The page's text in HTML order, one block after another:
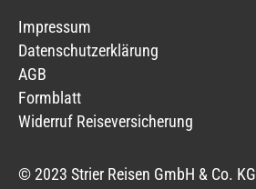
© 2023 Strier Reisen GmbH & Co. KG
Impressum
Datenschutzerklärung
AGB
Formblatt
Widerruf Reiseversicherung